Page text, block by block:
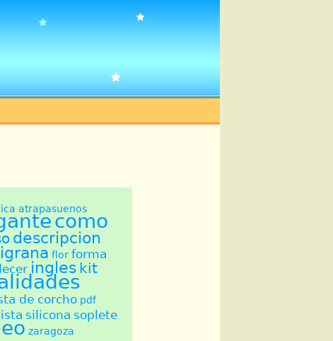
atrapasuenos
como
descripcion
flor forma
ingles kit
de corcho pdf
silicona soplete
zaragoza